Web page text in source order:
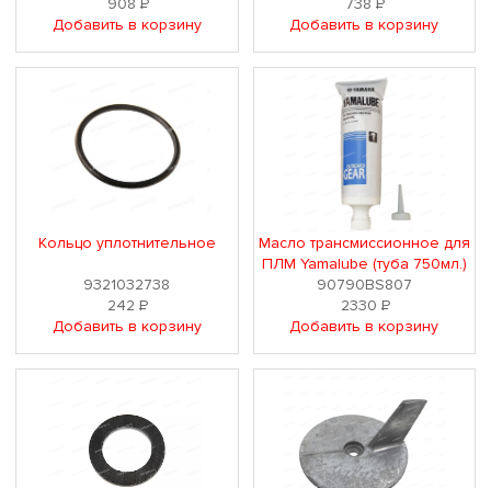
908 Р
Добавить в корзину
738Р
Добавить в корзину
Кольцо уплотнительное
9321032738
242Р
Добавить в корзину
Масло трансмиссионное для
ПЛМ Yamalube (туба 750мл.)
90790BS807
2330 Р
Добавить в корзину